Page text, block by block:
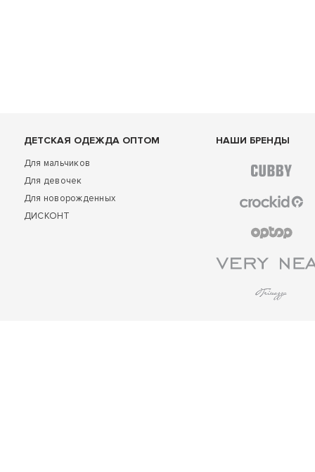
ДЕТСКАЯ ОДЕЖДА ОПТОМ
Для мальчиков
Для девочек
Для новорожденных
ДИСКОНТ
НАШИ БРЕНДЫ